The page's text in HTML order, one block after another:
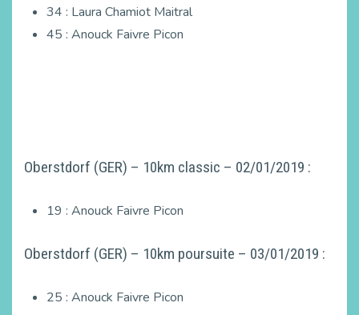
34 : Laura Chamiot Maitral
45 : Anouck Faivre Picon
Oberstdorf (GER) – 10km classic – 02/01/2019 :
19 : Anouck Faivre Picon
Oberstdorf (GER) – 10km poursuite – 03/01/2019 :
25 : Anouck Faivre Picon